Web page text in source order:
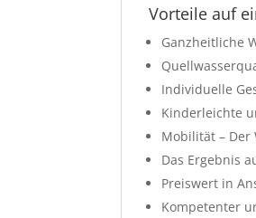
Vorteile auf
Ganzheitliche
Individuelle
Kinderleichte
Mobilität – Der
Das Ergebnis
Preiswert in
Kompetenter